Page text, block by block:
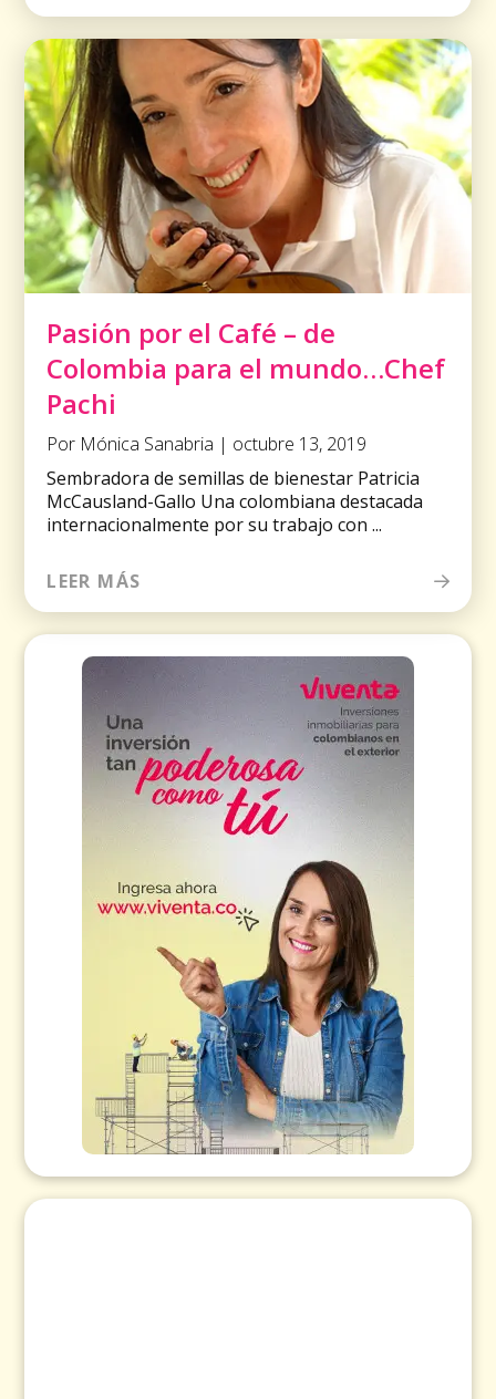
Pasión por el Café – de
Colombia para el mundo…Chef
Pachi
Por Mónica Sanabria | octubre 13, 2019
Sembradora de semillas de bienestar Patricia
McCausland-Gallo Una colombiana destacada
internacionalmente por su trabajo con ...
LEER MÁS